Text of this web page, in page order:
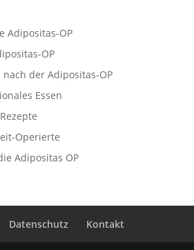
Adipositas-OP
OP
der Adipositas-OP
Essen
Operierte
Adipositas OP
Datenschutz Kontakt